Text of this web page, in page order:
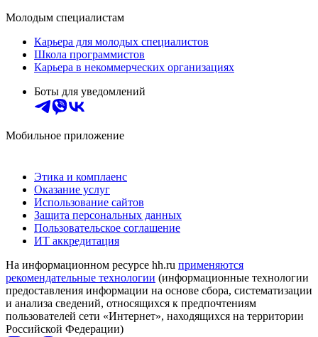
Молодым специалистам
Карьера для молодых специалистов
Школа программистов
Карьера в некоммерческих организациях
Боты для уведомлений
Мобильное приложение
Этика и комплаенс
Оказание услуг
Использование сайтов
Защита персональных данных
Пользовательское соглашение
ИТ аккредитация
На информационном ресурсе hh.ru применяются
рекомендательные технологии (информационные технологии
предоставления информации на основе сбора, систематизации
и анализа сведений, относящихся к предпочтениям
пользователей сети «Интернет», находящихся на территории
Российской Федерации)